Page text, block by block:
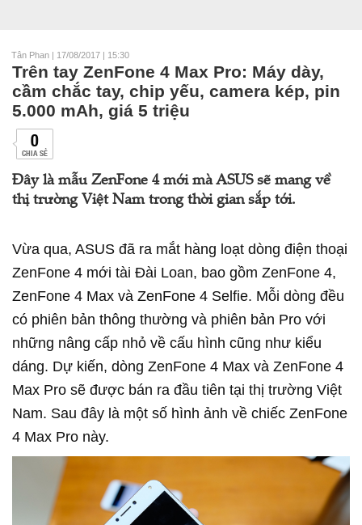
Tân Phan | 17/08/2017 | 15:30
Trên tay ZenFone 4 Max Pro: Máy dày,
cầm chắc tay, chip yếu, camera kép, pin
5.000 mAh, giá 5 triệu
0
CHIA SẺ
Đây là mẫu ZenFone 4 mới mà ASUS sẽ mang về
thị trường Việt Nam trong thời gian sắp tới.
Vừa qua, ASUS đã ra mắt hàng loạt dòng điện thoại
ZenFone 4 mới tài Đài Loan, bao gồm ZenFone 4,
ZenFone 4 Max và ZenFone 4 Selfie. Mỗi dòng đều
có phiên bản thông thường và phiên bản Pro với
những nâng cấp nhỏ về cấu hình cũng như kiểu
dáng. Dự kiến, dòng ZenFone 4 Max và ZenFone 4
Max Pro sẽ được bán ra đầu tiên tại thị trường Việt
Nam. Sau đây là một số hình ảnh về chiếc ZenFone
4 Max Pro này.